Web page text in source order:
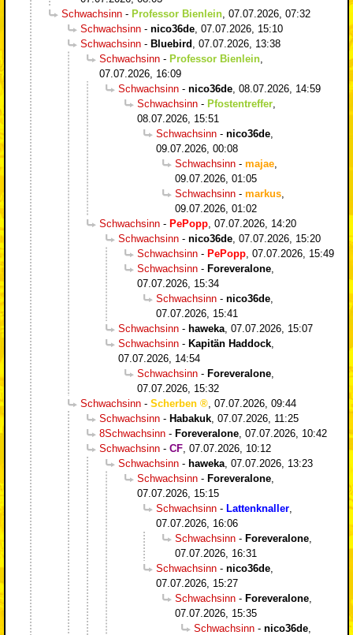
Schwachsinn - Professor Bienlein 07.07.2026, 07:32
Schwachsinn - nico36de 07.07.2026, 15:10
Schwachsinn - Bluebird
07.07.2026, 13:38
Schwachsinn - Professor Bienlein
07.07.2026, 16:09
Schwachsinn - nico36de 08.07.2026, 14:59
Schwachsinn - Pfostentreffer
08.07.2026, 15:51
Schwachsinn - nico36de
09.07.2026, 00:08
Schwachsinn - majae
09.07.2026, 01:05
Schwachsinn - markus
09.07.2026, 01:02
Schwachsinn - PePopp 07.07.2026, 14:20
Schwachsinn - nico36de 07.07.2026, 15:20
Schwachsinn - PePopp 07.07.2026, 15:49
Schwachsinn - Foreveralone
07.07.2026, 15:34
Schwachsinn - nico36de
07.07.2026, 15:41
Schwachsinn - haweka 07.07.2026, 15:07
Schwachsinn - Kapitän Haddock
07.07.2026, 14:54
Schwachsinn - Foreveralone
07.07.2026, 15:32
Schwachsinn - Scherben
07.07.2026, 09:44
Schwachsinn - Habakuk 07.07.2026, 11:25
8Schwachsinn - Foreveralone 07.07.2026, 10:42
Schwachsinn - CF 07.07.2026, 10:12
Schwachsinn - haweka 07.07.2026, 13:23
Schwachsinn - Foreveralone
07.07.2026, 15:15
Schwachsinn - Lattenknaller
07.07.2026, 16:06
Schwachsinn - Foreveralone
07.07.2026, 16:31
Schwachsinn - nico36de
07.07.2026, 15:27
Schwachsinn - Foreveralone
07.07.2026, 15:35
Schwachsinn - nico36de